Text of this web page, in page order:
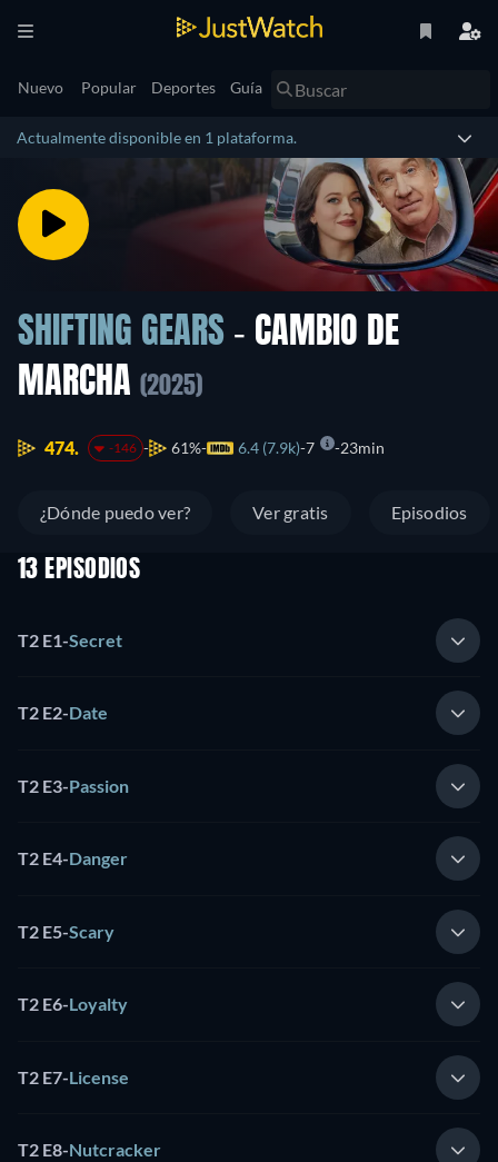
Nuevo Popular Deportes Guía
Actualmente disponible en 1 plataforma.
SHIFTING GEARS - CAMBIO DE
MARCHA (2025)
474. -146 61% 6.4 (7.9k) 7 23min
¿Dónde puedo ver? Ver gratis Episodios
13 EPISODIOS
T2 E1-Secret
T2 E2-Date
T2 E3-Passion
T2 E4-Danger
T2 E5-Scary
T2 E6-Loyalty
T2 E7-License
T2 E8-Nutcracker